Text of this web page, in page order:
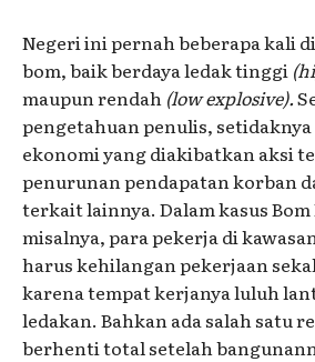
Negeri ini pernah beberapa kali
bom, baik berdaya ledak tinggi
maupun rendah (low explosive).
pengetahuan penulis, setidaknya
ekonomi yang diakibatkan aksi
penurunan pendapatan korban
terkait lainnya. Dalam kasus Bom
misalnya, para pekerja di
harus kehilangan pekerjaan
karena tempat kerjanya luluh
ledakan. Bahkan ada salah satu
berhenti total setelah